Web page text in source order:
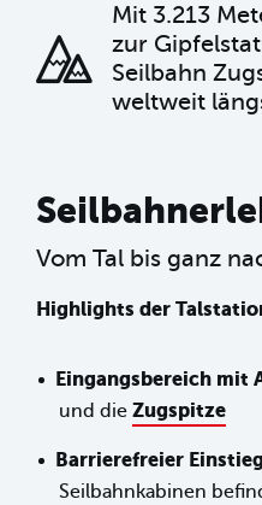
Mit 3.213
zur
Seilbahn
weltweit
Vom Tal bis ganz
Highlights der
Eingangsbereich mit
und dieZugspitze
Barrierefreier
Seilbahnkabinen